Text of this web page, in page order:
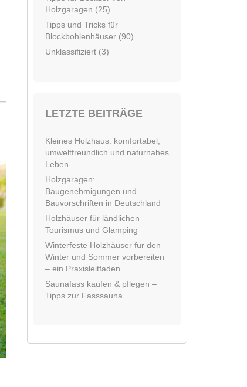
Holzgaragen (25)
Tipps und Tricks für
Blockbohlenhäuser (90)
Unklassifiziert (3)
LETZTE BEITRÄGE
Kleines Holzhaus: komfortabel,
umweltfreundlich und naturnahes
Leben
Holzgaragen:
Baugenehmigungen und
Bauvorschriften in Deutschland
Holzhäuser für ländlichen
Tourismus und Glamping
Winterfeste Holzhäuser für den
Winter und Sommer vorbereiten
– ein Praxisleitfaden
Saunafass kaufen & pflegen –
Tipps zur Fasssauna